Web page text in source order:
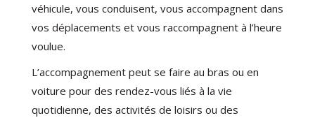
véhicule, vous conduisent, vous accompagnent dans
vos déplacements et vous raccompagnent à l’heure
voulue.
L’accompagnement peut se faire au bras ou en
voiture pour des rendez-vous liés à la vie
quotidienne, des activités de loisirs ou des